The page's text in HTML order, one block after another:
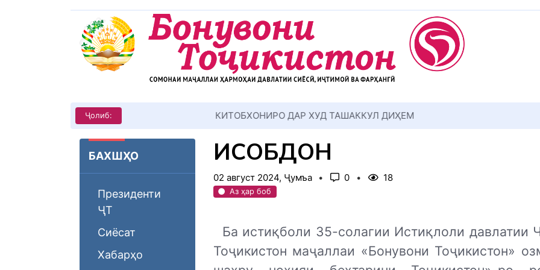
Ҷолиб: КИТОБХОНИРО ДАР ХУД ТАШАККУЛ ДИҲЕМ
БАХШҲО
Президенти
ҶТ
Сиёсат
Хабарҳо
ҲИСОБДОН
02 август 2024, Ҷумъа 0 18
Аз ҳар боб
Ба истиқболи 35-солагии Истиқлоли давлатии
Тоҷикистон маҷаллаи «Бонувони Тоҷикистон»